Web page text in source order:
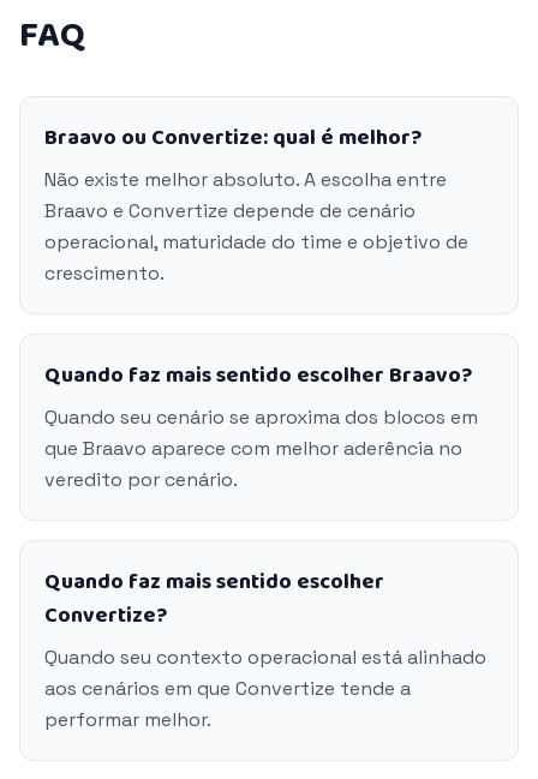
FAQ
Braavo ou Convertize: qual é melhor?
Não existe melhor absoluto. A escolha entre
Braavo e Convertize depende de cenário
operacional, maturidade do time e objetivo de
crescimento.
Quando faz mais sentido escolher Braavo?
Quando seu cenário se aproxima dos blocos em
que Braavo aparece com melhor aderência no
veredito por cenário.
Quando faz mais sentido escolher
Convertize?
Quando seu contexto operacional está alinhado
aos cenários em que Convertize tende a
performar melhor.